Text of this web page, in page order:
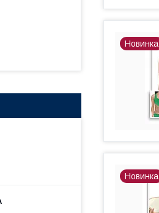
Новинка
Новинка